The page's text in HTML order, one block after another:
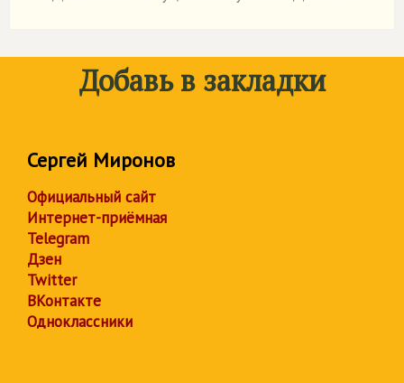
Добавь в закладки
Сергей Миронов
Официальный сайт
Интернет-приёмная
Telegram
Дзен
Twitter
ВКонтакте
Одноклассники